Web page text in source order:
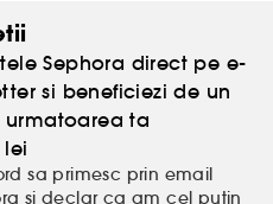
Sephora direct pe e-
si beneficiezi de un
urmatoarea ta
sa primesc prin email
si declar ca am cel putin